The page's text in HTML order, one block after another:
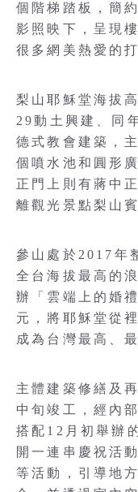
個階梯踏板，簡
影照映下，呈現
很多網美熱愛的
梨山耶穌堂海拔
29動土興建、同
德式教會建築，
個噴水池和圓形
正門上則有蔣中
離觀光景點梨山
參山處於2017年
全台海拔最高的
辦「雲端上的婚
元，將耶穌堂從
成為台灣最高、
主體建築修繕及
中旬竣工，經內
搭配12月初舉辦
開一連串慶祝活
等活動，引導地